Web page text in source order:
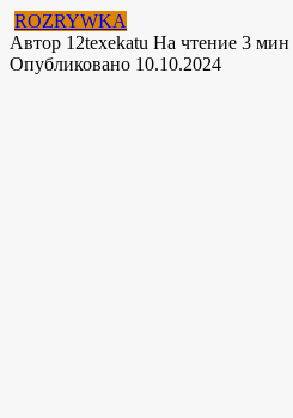
ROZRYWKA
Автор 12texekatu На чтение 3 мин
Опубликовано 10.10.2024